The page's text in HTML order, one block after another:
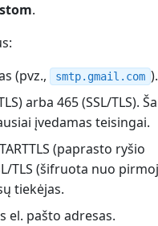
.
(pvz., smtp.gmail.com ).
arba 465 (SSL/TLS).
įvedamas teisingai.
(paprasto ryšio
TLS (šifruota nuo
tiekėjas.
el. pašto adresas.